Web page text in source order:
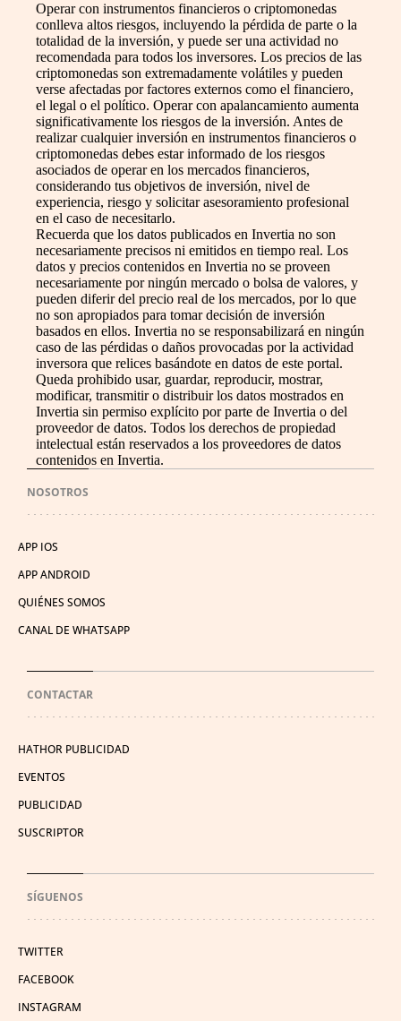
Operar con instrumentos financieros o criptomonedas
conlleva altos riesgos, incluyendo la pérdida de parte o la
totalidad de la inversión, y puede ser una actividad no
recomendada para todos los inversores. Los precios de las
criptomonedas son extremadamente volátiles y pueden
verse afectadas por factores externos como el financiero,
el legal o el político. Operar con apalancamiento aumenta
significativamente los riesgos de la inversión. Antes de
realizar cualquier inversión en instrumentos financieros o
criptomonedas debes estar informado de los riesgos
asociados de operar en los mercados financieros,
considerando tus objetivos de inversión, nivel de
experiencia, riesgo y solicitar asesoramiento profesional
en el caso de necesitarlo.
Recuerda que los datos publicados en Invertia no son
necesariamente precisos ni emitidos en tiempo real. Los
datos y precios contenidos en Invertia no se proveen
necesariamente por ningún mercado o bolsa de valores, y
pueden diferir del precio real de los mercados, por lo que
no son apropiados para tomar decisión de inversión
basados en ellos. Invertia no se responsabilizará en ningún
caso de las pérdidas o daños provocadas por la actividad
inversora que relices basándote en datos de este portal.
Queda prohibido usar, guardar, reproducir, mostrar,
modificar, transmitir o distribuir los datos mostrados en
Invertia sin permiso explícito por parte de Invertia o del
proveedor de datos. Todos los derechos de propiedad
intelectual están reservados a los proveedores de datos
contenidos en Invertia.
NOSOTROS
APP IOS
APP ANDROID
QUIÉNES SOMOS
CANAL DE WHATSAPP
CONTACTAR
HATHOR PUBLICIDAD
EVENTOS
PUBLICIDAD
SUSCRIPTOR
SÍGUENOS
TWITTER
FACEBOOK
INSTAGRAM